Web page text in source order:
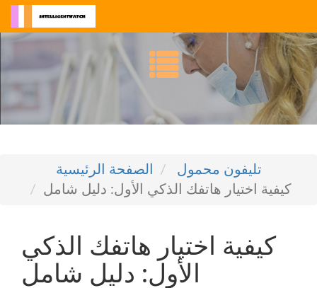
الصفحة الرئيسية
تليفون محمول
كيفية اختيار هاتفك الذكي الأول: دليل شامل
كيفية اختيار هاتفك الذكي
الأول: دليل شامل